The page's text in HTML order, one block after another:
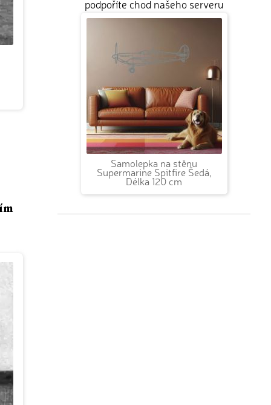
podpoříte chod našeho serveru
Samolepka na stěnu
Supermarine Spitfire Šedá,
Délka 120 cm